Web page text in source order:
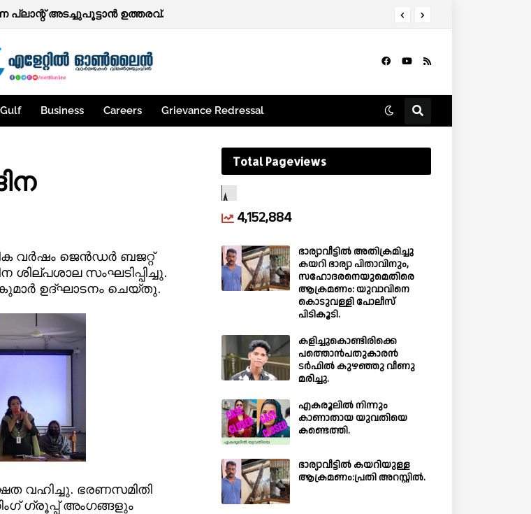
പ്ലാന്റ് അടച്ചുപൂട്ടാൻ ഉത്തരവ്.
Gulf Business Careers Grievance Redressal
വർഷം ജെൻഡർ ബജറ്റ്
ശില്പശാല സംഘടിപ്പിച്ചു.
ഉദ്ഘാടനം ചെയ്തു.
വഹിച്ചു. ഭരണസമിതി
ഗ്രൂപ്പ് അംഗങ്ങളും
Total Pageviews
4,152,884
ഭാര്യാവീട്ടിൽ അതിക്രമിച്ചു
കയറി ഭാര്യാ പിതാവിനും,
സഹോദരനെയുമെതിരെ
ആക്രമണം: യുവാവിനെ
കൊടുവള്ളി പോലീസ്
പിടികൂടി.
കളിച്ചുകൊണ്ടിരിക്കെ
പത്തൊൻപതുകാരൻ
ടർഫിൽ കുഴഞ്ഞു വീണു
മരിച്ചു.
എകരൂലിൽ നിന്നും
കാണാതായ യുവതിയെ
കണ്ടെത്തി.
ഭാര്യാവീട്ടിൽ കയറിയുള്ള
ആക്രമണം:പ്രതി അറസ്റ്റിൽ.